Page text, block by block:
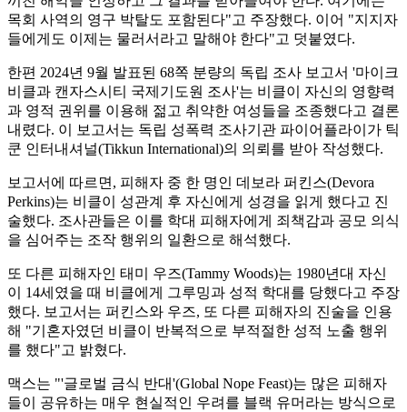
목회 사역의 영구 박탈도 포함된다"고 주장했다. 이어 "지지자
들에게도 이제는 물러서라고 말해야 한다"고 덧붙였다.
한편 2024년 9월 발표된 68쪽 분량의 독립 조사 보고서 '마이크
비클과 캔자스시티 국제기도원 조사'는 비클이 자신의 영향력
과 영적 권위를 이용해 젊고 취약한 여성들을 조종했다고 결론
내렸다. 이 보고서는 독립 성폭력 조사기관 파이어플라이가 틱
쿤 인터내셔널(Tikkun International)의 의뢰를 받아 작성했다.
보고서에 따르면, 피해자 중 한 명인 데보라 퍼킨스(Devora
Perkins)는 비클이 성관계 후 자신에게 성경을 읽게 했다고 진
술했다. 조사관들은 이를 학대 피해자에게 죄책감과 공모 의식
을 심어주는 조작 행위의 일환으로 해석했다.
또 다른 피해자인 태미 우즈(Tammy Woods)는 1980년대 자신
이 14세였을 때 비클에게 그루밍과 성적 학대를 당했다고 주장
했다. 보고서는 퍼킨스와 우즈, 또 다른 피해자의 진술을 인용
해 "기혼자였던 비클이 반복적으로 부적절한 성적 노출 행위
를 했다"고 밝혔다.
맥스는 "'글로벌 금식 반대'(Global Nope Feast)는 많은 피해자
들이 공유하는 매우 현실적인 우려를 블랙 유머라는 방식으로